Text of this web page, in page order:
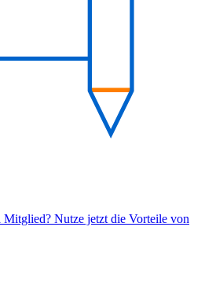
Nutze jetzt die Vorteile von